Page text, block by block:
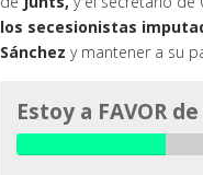
los secesionistas
Sánchez y mantener a su
Estoy a FAVOR